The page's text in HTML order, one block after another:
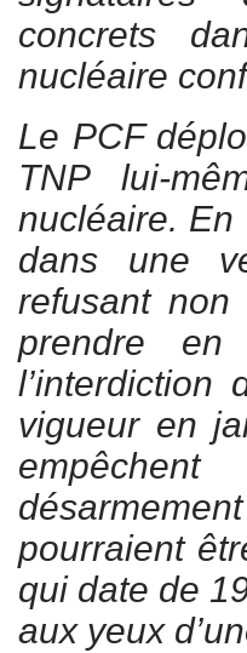
concrets
nucléaire
Le PCF
TNP lui-
nucléaire. En
dans une
refusant
prendre en
l’interdiction
vigueur en
pourraient
qui date de
aux yeux